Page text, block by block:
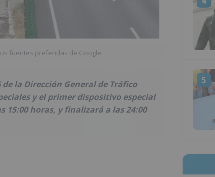
fuentes preferidas de Google
la Dirección General de Tráfico
y el primer dispositivo especial
15:00 horas, y finalizará a las 24:00
5